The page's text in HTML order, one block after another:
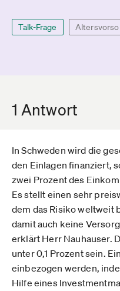
Talk-Frage
1 Antwort
In Schweden wird die
den Einlagen finanziert,
zwei Prozent des
Es stellt einen sehr
dem das Risiko weltweit
damit auch keine
erklärt Herr Nauhauser.
unter 0,1 Prozent sein.
einbezogen werden,
Hilfe eines